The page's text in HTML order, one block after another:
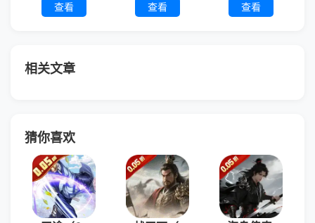
查看
查看
查看
相关文章
猜你喜欢